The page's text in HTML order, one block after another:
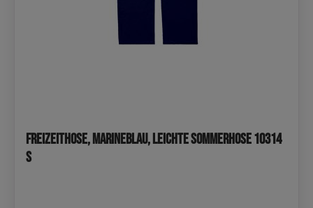
Freizeithose, Marineblau, leichte Sommerhose 10314
S